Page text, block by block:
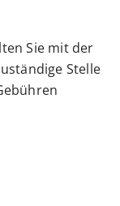
Sie mit der
Stelle